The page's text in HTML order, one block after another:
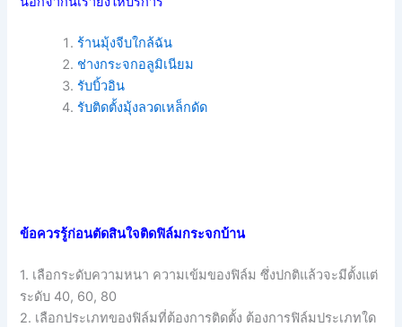
ร้านมุ้งจีบใกล้ฉัน
ช่างกระจกอลูมิเนียม
รับบิ้วอิน
รับติดตั้งมุ้งลวดเหล็กดัด
ข้อควรรู้ก่อนตัดสินใจติดฟิล์มกระจกบ้าน
1. เลือกระดับความหนา ความเข้มของฟิล์ม ซึ่งปกติแล้วจะมีตั้งแต่
ระดับ 40, 60, 80
2. เลือกประเภทของฟิล์มที่ต้องการติดตั้ง ต้องการฟิล์มประเภทใด